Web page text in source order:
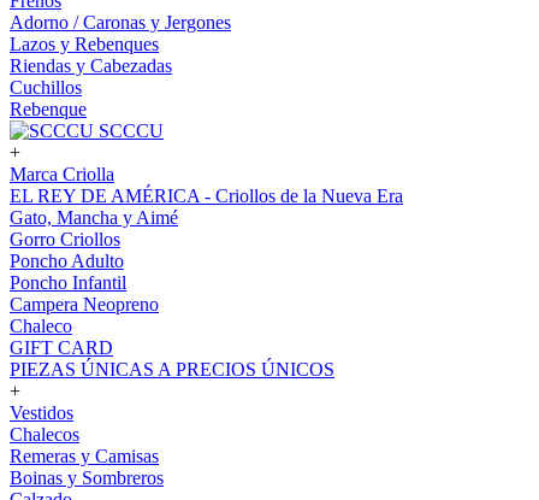
Adorno / Caronas y Jergones
Lazos y Rebenques
Riendas y Cabezadas
Cuchillos
Rebenque
SCCCU
+
Marca Criolla
EL REY DE AMÉRICA - Criollos de la Nueva Era
Gato, Mancha y Aimé
Gorro Criollos
Poncho Adulto
Poncho Infantil
Campera Neopreno
Chaleco
GIFT CARD
PIEZAS ÚNICAS A PRECIOS ÚNICOS
+
Vestidos
Chalecos
Remeras y Camisas
Boinas y Sombreros